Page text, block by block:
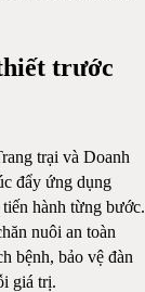
trước
trại và Doanh
đẩy ứng dụng
hành từng bước.
nuôi an toàn
bệnh, bảo vệ đàn
giá trị.